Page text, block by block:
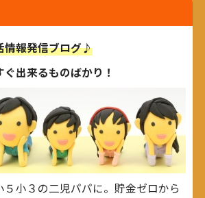
情報発信ブログ♪
出来るものばかり！
小３の二児パパに。貯金ゼロから